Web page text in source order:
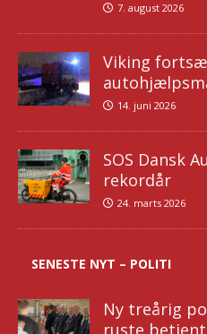
7. august 2026
Viking
14. juni 2026
SOS Dansk
rekordår
24. marts 2026
SENESTE NYT – POLITI
Ny treårig
ruste